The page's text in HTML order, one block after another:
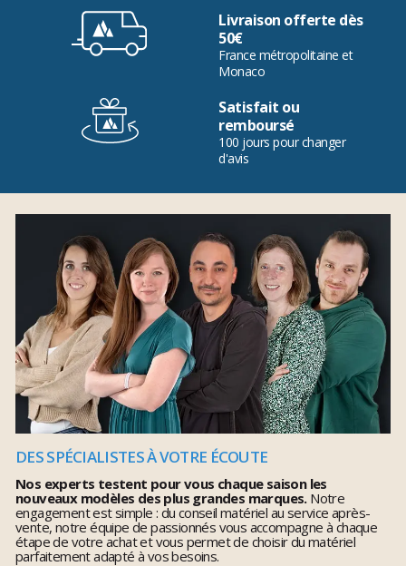
Livraison offerte dès
50€
France métropolitaine et
Monaco
Satisfait ou
remboursé
100 jours pour changer
d'avis
DES SPÉCIALISTES À VOTRE ÉCOUTE
Nos experts testent pour vous chaque saison les
nouveaux modèles des plus grandes marques.Notre
engagement est simple : du conseil matériel au service après-
vente, notre équipe de passionnés vous accompagne à chaque
étape de votre achat et vous permet de choisir du matériel
parfaitement adapté à vos besoins.